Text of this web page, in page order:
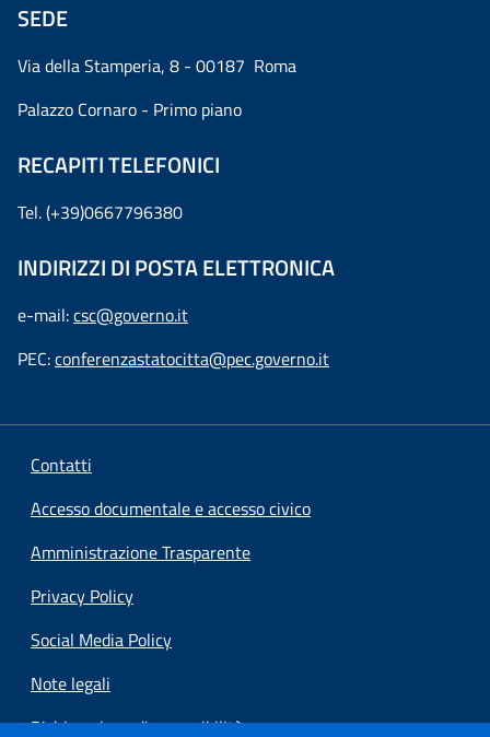
SEDE
Via della Stamperia, 8 - 00187 Roma
Palazzo Cornaro - Primo piano
RECAPITI TELEFONICI
Tel. (+39)0667796380
INDIRIZZI DI POSTA ELETTRONICA
e-mail:csc@governo.it
PEC:conferenzastatocitta@pec.governo.it
Contatti
Accesso documentale e accesso civico
Amministrazione Trasparente
Privacy Policy
Social Media Policy
Note legali
Dichiarazione di accessibilità